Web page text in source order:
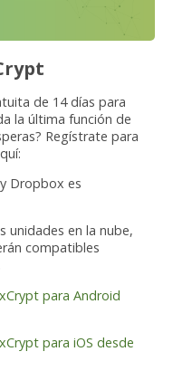
de 14 días para
la última función de
Regístrate para
Dropbox es
unidades en la nube,
compatibles
para Android
para iOS desde